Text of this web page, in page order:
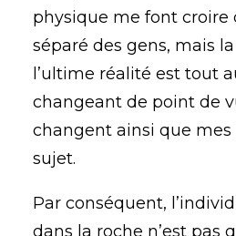
physique me font croire
séparé des gens, mais
l’ultime réalité est tout
changeant de point de
changent ainsi que mes
sujet.
Par conséquent,
dans la roche n’est pas